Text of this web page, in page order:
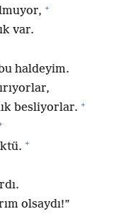
+
var.
haldeyim.
besliyorlar. +
+
olsaydı!”